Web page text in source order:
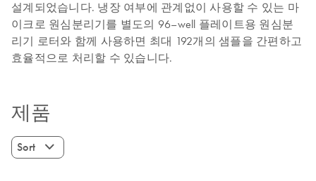
설계되었습니다. 냉장 여부에 관계없이 사용할 수 있는 마
이크로 원심분리기를 별도의 96–well 플레이트용 원심분
리기 로터와 함께 사용하면 최대 192개의 샘플을 간편하고
효율적으로 처리할 수 있습니다.
제품
Sort